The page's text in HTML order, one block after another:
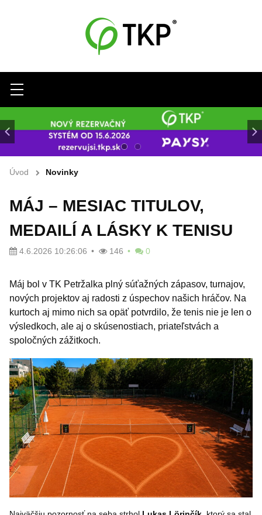
Menu
Úvod Novinky
MÁJ – MESIAC TITULOV,
MEDAILÍ A LÁSKY K TENISU
4.6.2026 10:26:06 146 0
Máj bol v TK Petržalka plný súťažných zápasov, turnajov,
nových projektov aj radosti z úspechov našich hráčov. Na
kurtoch aj mimo nich sa opäť potvrdilo, že tenis nie je len o
výsledkoch, ale aj o skúsenostiach, priateľstvách a
spoločných zážitkoch.